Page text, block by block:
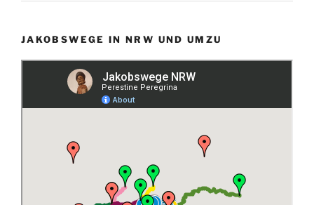
JAKOBSWEGE IN NRW UND UMZU